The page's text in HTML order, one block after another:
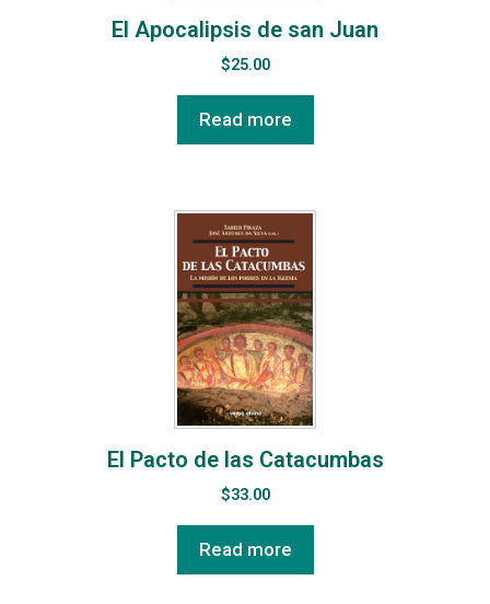
El Apocalipsis de san Juan
$25.00
Read more
El Pacto de las Catacumbas
$33.00
Read more